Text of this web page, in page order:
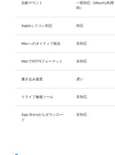
自動マウント
一部対応（Mounty利用
時）
Appleシリコン対応 対応
Macへのネイティブ統合 非対応
MacでNTFSフォーマット 非対応
書き込み速度 遅い
ドライブ修復ツール 非対応
App Storeからダウンロー
ド
非対応